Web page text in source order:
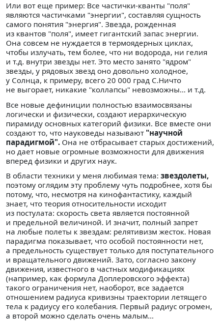
Или вот еще пример: Все частички-кванты "поля"
являются частичками "энергии", составляя сущность
самого понятия "энергия". Звезда, рожденная
из квантов "поля", имеет гигантский запас энергии.
Она совсем не нуждается в термоядерных циклах,
чтобы излучать, тем более, что ни водорода, ни гелия
и т.д. внутри звезды нет. Это место занято "ядром"
звезды, у рядовых звезд оно довольно холодное,
у Солнца, к примеру, всего 20 000 град С.Ничто
не выгорает, никакие "коллапсы" невозможны... и т.д.
Все новые дефиниции полностью взаимосвязаны
логически и физически, создают иерархическую
пирамиду основных категорий физики. Все вместе они
создают то, что науковеды называют "научной
парадигмой". Она не отбрасывает старых достижений,
но дает новые огромные возможности для движения
вперед физики и других наук.
В области техники у меня любимая тема: звездолеты,
поэтому оглядим эту проблему чуть подробнее, хотя бы
потому, что, несмотря на кинофантастику, каждый
знает, что теория относительности исходит
из постулата: скорость света является постоянной
и предельной величиной. И значит, полный запрет
на любые полеты к звездам: релятивизм жесток. Новая
парадигма показывает, что особой постоянности нет,
а предельность существует только для поступательного
и вращательного движений. Зато, согласно закону
движения, известного в частных модификациях
(например, как формула Доплеровского эффекта)
такого ограничения нет, наоборот, все задается
отношением радиуса кривизны траектории летящего
тела к радиусу его колебания. Первый радиус огромен,
а второй можно сделать очень малым...